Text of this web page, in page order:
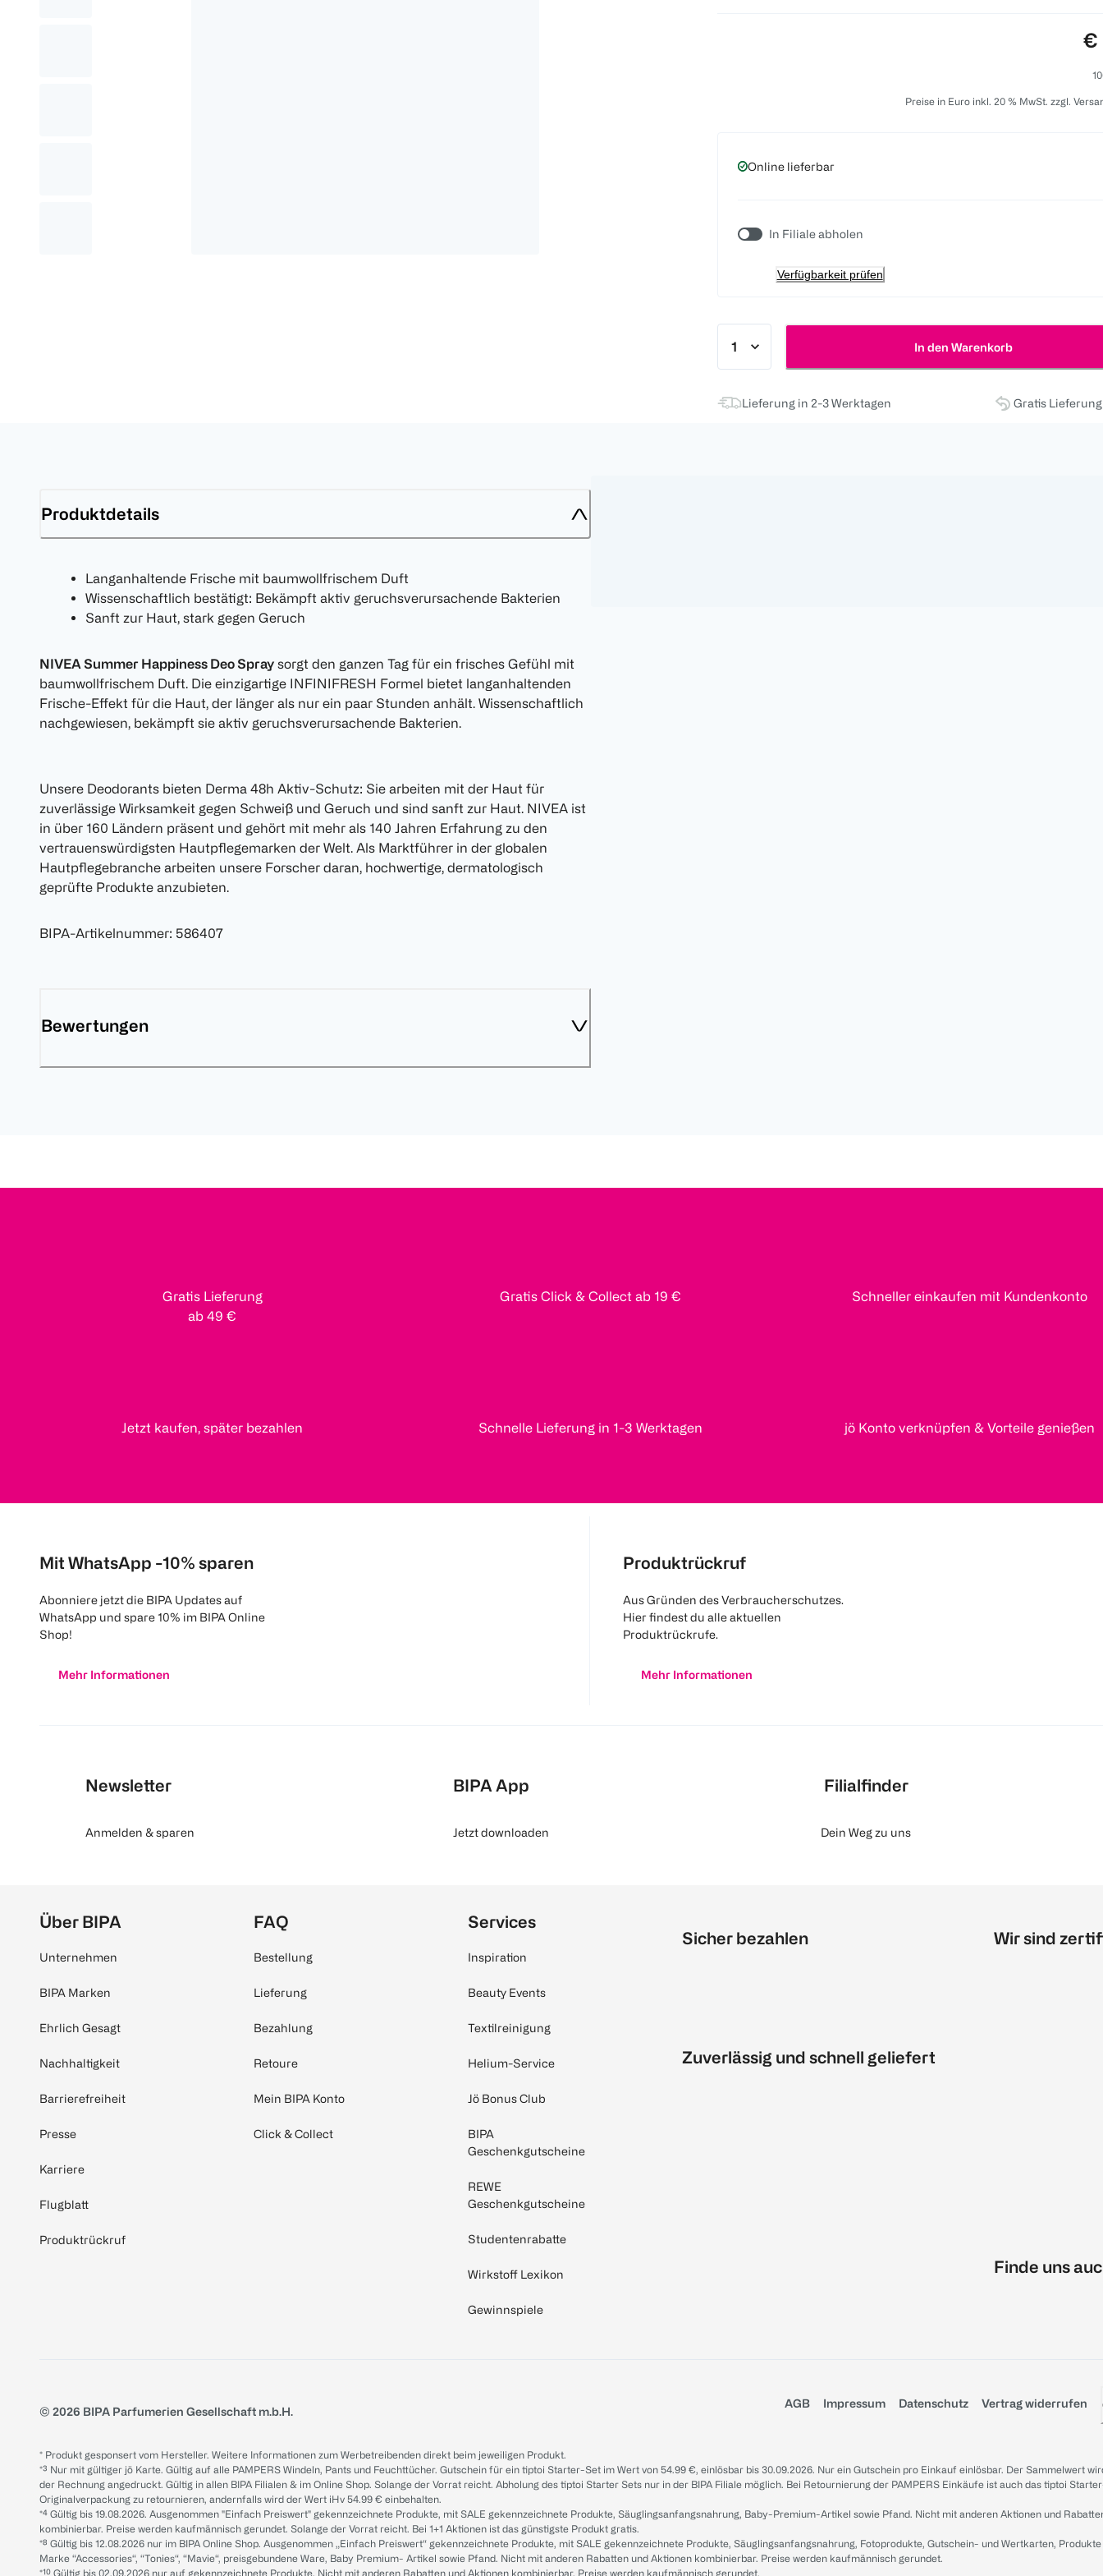
€
Preise in Euro inkl. 20 % MwSt. zzgl.
Online lieferbar
In Filiale abholen
Verfügbarkeit prüfen
In den Warenkorb
Lieferung in 2-3 Werktagen Gratis
Produktdetails
Langanhaltende Frische mit baumwollfrischem Duft
Wissenschaftlich bestätigt: Bekämpft aktiv geruchsverursachende Bakterien
Sanft zur Haut, stark gegen Geruch
NIVEA Summer Happiness Deo Spray sorgt den ganzen Tag für ein frisches Gefühl mit
baumwollfrischem Duft. Die einzigartige INFINIFRESH Formel bietet langanhaltenden
Frische-Effekt für die Haut, der länger als nur ein paar Stunden anhält. Wissenschaftlich
nachgewiesen, bekämpft sie aktiv geruchsverursachende Bakterien.
Unsere Deodorants bieten Derma 48h Aktiv-Schutz: Sie arbeiten mit der Haut für
zuverlässige Wirksamkeit gegen Schweiß und Geruch und sind sanft zur Haut. NIVEA ist
in über 160 Ländern präsent und gehört mit mehr als 140 Jahren Erfahrung zu den
vertrauenswürdigsten Hautpflegemarken der Welt. Als Marktführer in der globalen
Hautpflegebranche arbeiten unsere Forscher daran, hochwertige, dermatologisch
geprüfte Produkte anzubieten.
BIPA-Artikelnummer: 586407
Bewertungen
Gratis Lieferung
ab 49 €
Gratis Click & Collect ab 19 € Schneller einkaufen mit Kundenkonto
Jetzt kaufen, später bezahlen Schnelle Lieferung in 1-3 Werktagen jö Konto verknüpfen & Vorteile genießen
Mit WhatsApp -10% sparen
Abonniere jetzt die BIPA Updates auf
WhatsApp und spare 10% im BIPA Online
Shop!
Mehr Informationen
Produktrückruf
Aus Gründen des Verbraucherschutzes.
Hier findest du alle aktuellen
Produktrückrufe.
Mehr Informationen
Newsletter
Anmelden & sparen
BIPA App
Jetzt downloaden
Filialfinder
Dein Weg zu uns
Über BIPA
Unternehmen
BIPA Marken
Ehrlich Gesagt
Nachhaltigkeit
Barrierefreiheit
Presse
Karriere
Flugblatt
Produktrückruf
FAQ
Bestellung
Lieferung
Bezahlung
Retoure
Mein BIPA Konto
Click & Collect
Services
Inspiration
Beauty Events
Textilreinigung
Helium-Service
Jö Bonus Club
BIPA
Geschenkgutscheine
REWE
Geschenkgutscheine
Studentenrabatte
Wirkstoff Lexikon
Gewinnspiele
Sicher bezahlen
Zuverlässig und schnell geliefert
Wir sind
Finde uns
© 2026 BIPA Parfumerien Gesellschaft m.b.H.
AGB Impressum Datenschutz Vertrag widerrufen
* Produkt gesponsert vom Hersteller. Weitere Informationen zum Werbetreibenden direkt beim jeweiligen Produkt.
*³ Nur mit gültiger jö Karte. Gültig auf alle PAMPERS Windeln, Pants und Feuchttücher. Gutschein für ein tiptoi Starter-Set im Wert von 54.99 €, einlösbar bis 30.09.2026. Nur ein Gutschein pro Einkauf einlösbar. Der Sammelwert
der Rechnung angedruckt. Gültig in allen BIPA Filialen & im Online Shop. Solange der Vorrat reicht. Abholung des tiptoi Starter Sets nur in der BIPA Filiale möglich. Bei Retournierung der PAMPERS Einkäufe ist auch das tiptoi
Originalverpackung zu retournieren, andernfalls wird der Wert iHv 54.99 € einbehalten.
*⁴ Gültig bis 19.08.2026. Ausgenommen "Einfach Preiswert" gekennzeichnete Produkte, mit SALE gekennzeichnete Produkte, Säuglingsanfangsnahrung, Baby-Premium-Artikel sowie Pfand. Nicht mit anderen Aktionen und
kombinierbar. Preise werden kaufmännisch gerundet. Solange der Vorrat reicht. Bei 1+1 Aktionen ist das günstigste Produkt gratis.
*⁸ Gültig bis 12.08.2026 nur im BIPA Online Shop. Ausgenommen „Einfach Preiswert“ gekennzeichnete Produkte, mit SALE gekennzeichnete Produkte, Säuglingsanfangsnahrung, Fotoprodukte, Gutschein- und Wertkarten,
Marke “Accessories“, “Tonies“, “Mavie“, preisgebundene Ware, Baby Premium- Artikel sowie Pfand. Nicht mit anderen Rabatten und Aktionen kombinierbar. Preise werden kaufmännisch gerundet.
*¹⁰ Gültig bis 02.09.2026 nur auf gekennzeichnete Produkte. Nicht mit anderen Rabatten und Aktionen kombinierbar. Preise werden kaufmännisch gerundet.